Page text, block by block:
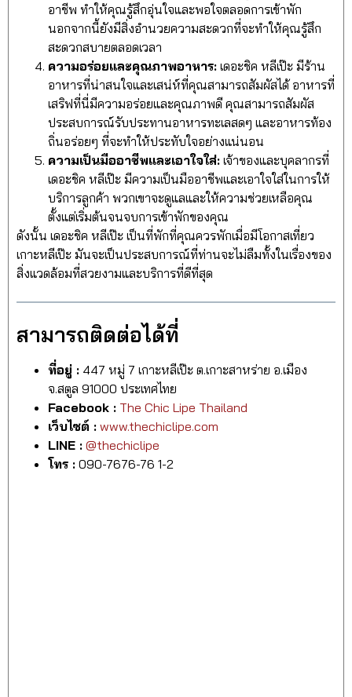
อาชีพ ทำให้คุณรู้สึกอุ่นใจและพอใจตลอดการเข้าพัก
นอกจากนี้ยังมีสิ่งอำนวยความสะดวกที่จะทำให้คุณรู้สึก
สะดวกสบายตลอดเวลา
ความอร่อยและคุณภาพอาหาร: เดอะชิค หลีเป๊ะ มีร้าน
อาหารที่น่าสนใจและเสน่ห์ที่คุณสามารถสัมผัสได้ อาหารที่
เสริฟที่นี่มีความอร่อยและคุณภาพดี คุณสามารถสัมผัส
ประสบการณ์รับประทานอาหารทะเลสดๆ และอาหารท้อง
ถิ่นอร่อยๆ ที่จะทำให้ประทับใจอย่างแน่นอน
ความเป็นมืออาชีพและเอาใจใส่: เจ้าของและบุคลากรที่
เดอะชิค หลีเป๊ะ มีความเป็นมืออาชีพและเอาใจใส่ในการให้
บริการลูกค้า พวกเขาจะดูแลและให้ความช่วยเหลือคุณ
ตั้งแต่เริ่มต้นจนจบการเข้าพักของคุณ
ดังนั้น เดอะชิค หลีเป๊ะ เป็นที่พักที่คุณควรพักเมื่อมีโอกาสเที่ยว
เกาะหลีเป๊ะ มันจะเป็นประสบการณ์ที่ท่านจะไม่ลืมทั้งในเรื่องของ
สิ่งแวดล้อมที่สวยงามและบริการที่ดีที่สุด
สามารถติดต่อได้ที่
ที่อยู่ : 447 หมู่ 7 เกาะหลีเป๊ะ ต.เกาะสาหร่าย อ.เมือง
จ.สตูล 91000 ประเทศไทย
Facebook : The Chic Lipe Thailand
เว็บไซต์ : www.thechiclipe.com
LINE : @thechiclipe
โทร : 090-7676-76 1-2